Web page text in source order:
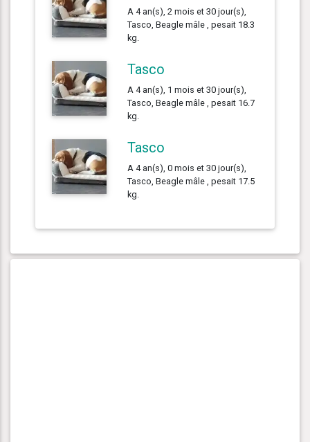
A 4 an(s), 2 mois et 30 jour(s),
Tasco, Beagle mâle , pesait 18.3
kg.
Tasco
A 4 an(s), 1 mois et 30 jour(s),
Tasco, Beagle mâle , pesait 16.7
kg.
Tasco
A 4 an(s), 0 mois et 30 jour(s),
Tasco, Beagle mâle , pesait 17.5
kg.